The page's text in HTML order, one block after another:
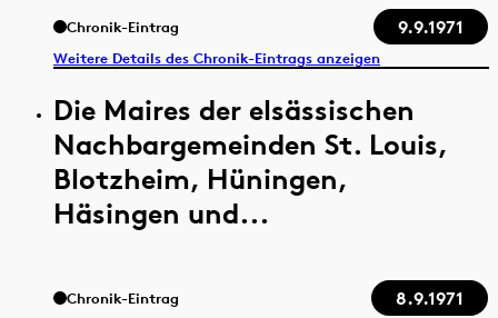
Chronik-Eintrag 9.9.1971
Weitere Details des Chronik-Eintrags anzeigen
Die Maires der elsässischen
Nachbargemeinden St. Louis,
Blotzheim, Hüningen,
Häsingen und...
Chronik-Eintrag 8.9.1971